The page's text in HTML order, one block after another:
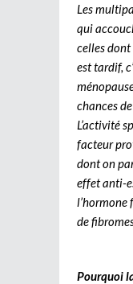
Les
qui
celles dont
est tardif,
chances
L’activité
facteur
dont on
effet anti-
l’hormone
de
Pourquoi